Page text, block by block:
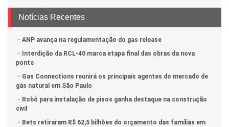
Notícias Recentes
ANP avança na regulamentação do gas release
Interdição da RCL-40 marca etapa final das obras da nova
ponte
Gas Connections reunirá os principais agentes do mercado de
gás natural em São Paulo
Robô para instalação de pisos ganha destaque na construção
civil
Bets retiraram R$ 62,5 bilhões do orçamento das famílias em